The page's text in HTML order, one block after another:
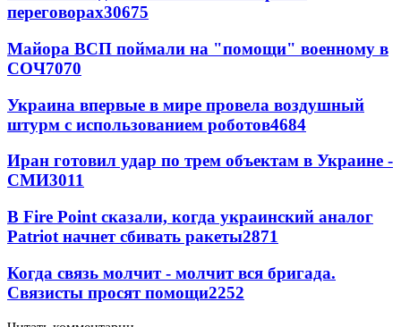
переговорах30675
Майора ВСП поймали на "помощи" военному в
СОЧ7070
Украина впервые в мире провела воздушный
штурм с использованием роботов4684
Иран готовил удар по трем объектам в Украине -
СМИ3011
В Fire Point сказали, когда украинский аналог
Patriot начнет сбивать ракеты2871
Когда связь молчит - молчит вся бригада.
Связисты просят помощи2252